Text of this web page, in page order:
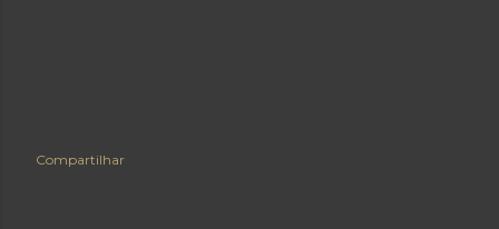
Compartilhar